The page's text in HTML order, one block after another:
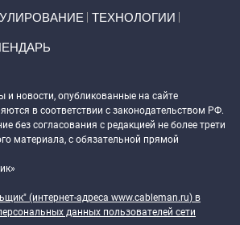
ТЕХНОЛОГИИ
и новости, опубликованные на сайте
в соответствии с законодательством РФ.
без согласования с редакцией не более трети
материала, с обязательной прямой
(интернет-адреса www.cableman.ru) в
данных пользователей сети